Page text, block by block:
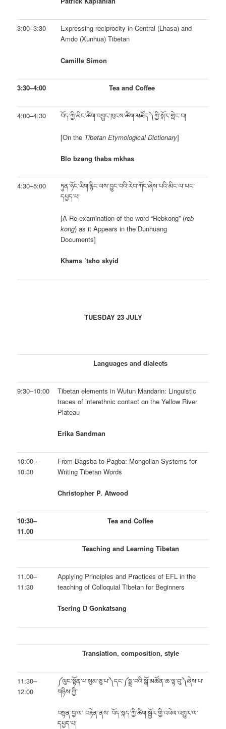
3:00–3:30
Expressing reciprocity in Central (Lhasa) and
Amdo (Xunhua) Tibetan
Camille Simon
3:30–4:00 Tea and Coffee
4:00–4:30 བོད་ཀྱི་མིང་ཚིག་འབྱུང་ཁུངས་ཚིག་མཛོད་༽ཀྱི་སྐོར་གླེང་བ།
[On the Tibetan Etymological Dictionary]
Blo bzang thabs mkhas
4:30–5:00
ཏུན་ཧོང་ཡིག་རྙིང་ལས་བྱུང་བའི་རེབ་ཀོང་ཞེས་པའི་མིང་ལ་ཡང་
དཔྱད་པ།
[A Re-examination of the word “Rebkong” (reb
kong) as it Appears in the Dunhuang
Documents]
Khams ’tsho skyid
TUESDAY 23 JULY
Languages and dialects
9:30–10:00
Tibetan elements in Wutun Mandarin: Linguistic
traces of interethnic contact on the Yellow River
Plateau
Erika Sandman
10:00–
10:30
From Bagsba to Pagba: Mongolian Systems for
Writing Tibetan Words
Christopher P. Atwood
10:30–
11.00
Tea and Coffee
Teaching and Learning Tibetan
11.00–
11:30
Applying Principles and Practices of EFL in the
teaching of Colloquial Tibetan for Beginners
Tsering D Gonkatsang
Translation, composition, style
11:30–
12:00
༼ལུང་སྟོན་པ་སུམ་ཅུ་པ་༽དང་༼སྨྲ་བའི་སྒོ་མཚོན་ཆ་ལྟ་བུ་༽ཞེས་པ་
གཉིས་ཀྱི་
བསྟན་བྱ་ལ་ བརྟེན་ནས་ བོད་སྐད་ཀྱི་ཚིག་སྦྱོར་གྱི་འཕེལ་འགྱུར་ལ་
དཔྱད་པ།